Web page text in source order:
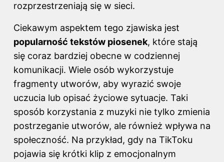
rozprzestrzeniają się w sieci.
Ciekawym aspektem tego zjawiska jest
popularność tekstów piosenek, które stają
się coraz bardziej obecne w codziennej
komunikacji. Wiele osób wykorzystuje
fragmenty utworów, aby wyrazić swoje
uczucia lub opisać życiowe sytuacje. Taki
sposób korzystania z muzyki nie tylko zmienia
postrzeganie utworów, ale również wpływa na
społeczność. Na przykład, gdy na TikToku
pojawia się krótki klip z emocjonalnym